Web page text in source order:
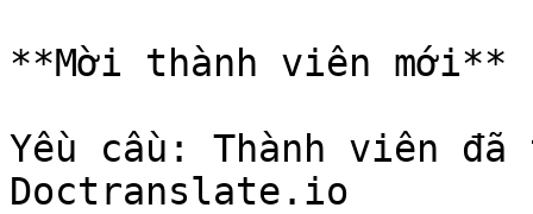
**Mời thành viên mới**
Yều cầu: Thành viên
Doctranslate.io